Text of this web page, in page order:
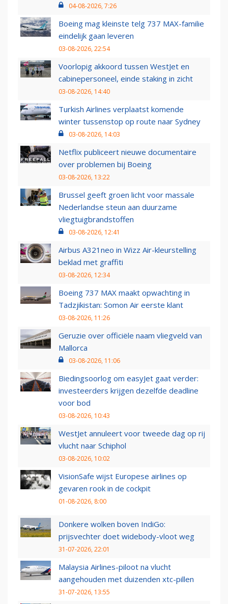
04-08-2026, 7:26
Boeing mag kleinste telg 737 MAX-familie
eindelijk gaan leveren
03-08-2026, 22:54
Voorlopig akkoord tussen WestJet en
cabinepersoneel, einde staking in zicht
03-08-2026, 14:40
Turkish Airlines verplaatst komende
winter tussenstop op route naar Sydney
03-08-2026, 14:03
Netflix publiceert nieuwe documentaire
over problemen bij Boeing
03-08-2026, 13:22
Brussel geeft groen licht voor massale
Nederlandse steun aan duurzame
vliegtuigbrandstoffen
03-08-2026, 12:41
Airbus A321neo in Wizz Air-kleurstelling
beklad met graffiti
03-08-2026, 12:34
Boeing 737 MAX maakt opwachting in
Tadzjikistan: Somon Air eerste klant
03-08-2026, 11:26
Geruzie over officiële naam vliegveld van
Mallorca
03-08-2026, 11:06
Biedingsoorlog om easyJet gaat verder:
investeerders krijgen dezelfde deadline
voor bod
03-08-2026, 10:43
WestJet annuleert voor tweede dag op rij
vlucht naar Schiphol
03-08-2026, 10:02
VisionSafe wijst Europese airlines op
gevaren rook in de cockpit
01-08-2026, 8:00
Donkere wolken boven IndiGo:
prijsvechter doet widebody-vloot weg
31-07-2026, 22:01
Malaysia Airlines-piloot na vlucht
aangehouden met duizenden xtc-pillen
31-07-2026, 13:55